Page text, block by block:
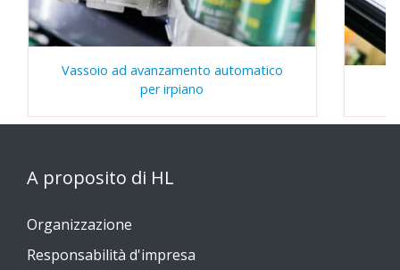
Vassoio ad avanzamento automatico
per irpiano
A proposito di HL
Organizzazione
Responsabilità d'impresa